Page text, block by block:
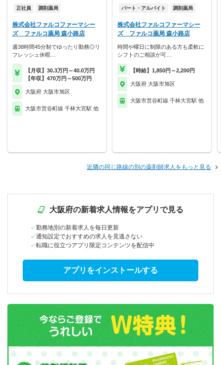
正社員 調剤薬局
株式会社ファルコファーマシー
ズ ファルコ薬局 森小路店
週38時間45分制でゆったり勤務◎リ
フレッシュ休暇…
【月収】30.3万円～40.0万円
【年収】470万円～500万円
大阪府 大阪市旭区
大阪市営谷町線 千林大宮駅 他
パート・アルバイト 調剤薬局
株式会社ファルコファーマシー
ズ ファルコ薬局 森小路店
時間や曜日に制限のある方も柔軟に
シフトのご相談が可…
【時給】1,850円～2,200円
大阪府 大阪市旭区
大阪市営谷町線 千林大宮駅 他
近隣の同じ路線の別の薬剤師求人をもっと見る
大阪府の新着求人情報をアプリで見る
勤務地別の新着求人を毎日更新
通知設定でおすすめの求人を見逃さない
転職に役立つアプリ限定コンテンツを配信中
アプリをインストールする